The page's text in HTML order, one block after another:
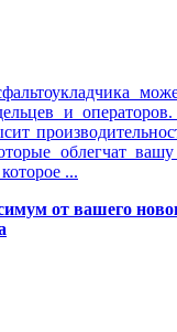
и
облегчат
...
от вашего